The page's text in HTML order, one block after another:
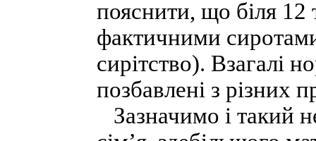
пояснити, що біля 12
фактичними
сирітство). Взагалі
позбавлені з різних
Зазначимо і такий